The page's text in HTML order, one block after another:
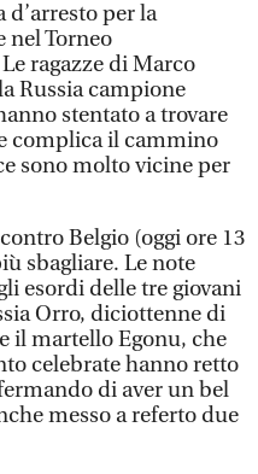
per la
nel Torneo
ragazze di Marco
Russia campione
stentato a trovare
complica il cammino
sono molto vicine per
Belgio (oggi ore 13
sbagliare. Le note
esordi delle tre giovani
Orro, diciottenne di
il martello Egonu, che
celebrate hanno retto
di aver un bel
messo a referto due